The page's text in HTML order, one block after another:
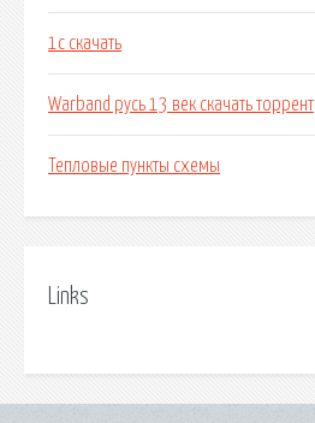
1c скачать
Warband русь 13 век скачать торрент
Тепловые пункты схемы
Links